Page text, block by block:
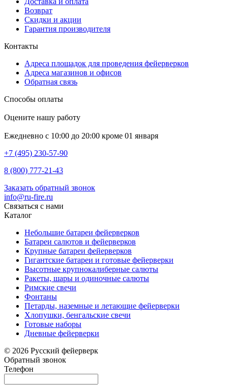
Возврат
Скидки и акции
Гарантия производителя
Контакты
Адреса площадок для проведения фейерверков
Адреса магазинов и офисов
Обратная связь
Способы оплаты
Оцените нашу работу
Ежедневно с 10:00 до 20:00 кроме 01 января
+7 (495) 230-57-90
8 (800) 777-21-43
Заказать обратный звонок
info@ru-fire.ru
Связаться с нами
Каталог
Небольшие батареи фейерверков
Батареи салютов и фейерверков
Крупные батареи фейерверков
Гигантские батареи и готовые фейерверки
Высотные крупнокалиберные салюты
Ракеты, шары и одиночные салюты
Римские свечи
Фонтаны
Петарды, наземные и летающие фейерверки
Хлопушки, бенгальские свечи
Готовые наборы
Дневные фейерверки
© 2026 Русский фейерверк
Обратный звонок
Телефон